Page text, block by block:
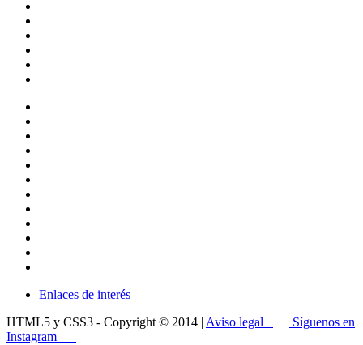
Enlaces de interés
HTML5 y CSS3 - Copyright © 2014 | Aviso legal
Síguenos en
Instagram